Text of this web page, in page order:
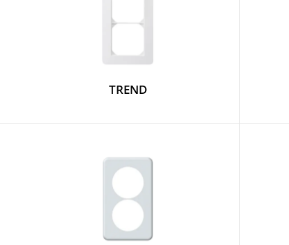
TREND